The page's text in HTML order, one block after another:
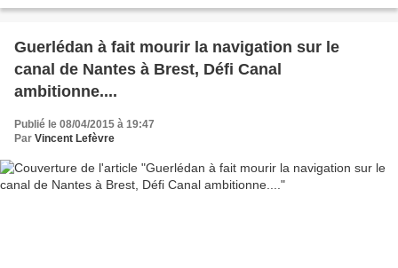
Guerlédan à fait mourir la navigation sur le
canal de Nantes à Brest, Défi Canal
ambitionne....
Publié le 08/04/2015 à 19:47
Par Vincent Lefèvre